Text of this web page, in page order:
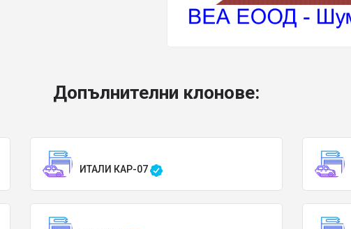
Допълнителни клонове:
ИТАЛИ КАР-07